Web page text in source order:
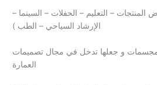
المنتجات – التعليم – الحفلات – السينما –
الإرشاد السياحي – الطب )
و جعلها تدخل في مجال تصميمات
العمارة